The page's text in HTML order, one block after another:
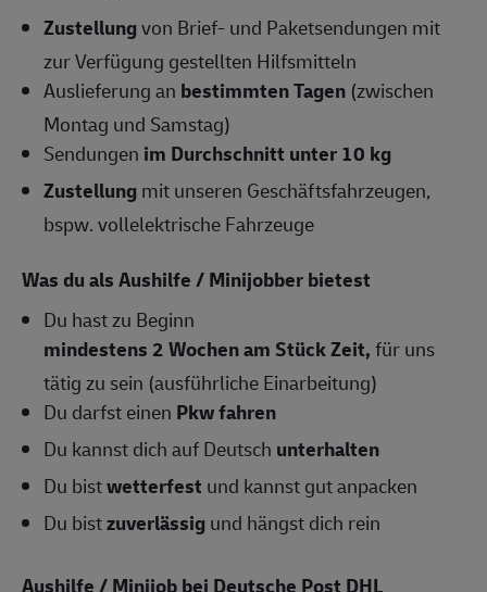
Zustellungvon Brief- und Paketsendungen mit
zur Verfügung gestellten Hilfsmitteln
Auslieferung an bestimmten Tagen (zwischen
Montag und Samstag)
Sendungen im Durchschnitt unter 10 kg
Zustellungmit unseren Geschäftsfahrzeugen,
bspw. vollelektrische Fahrzeuge
Was du als Aushilfe / Minijobber bietest
Du hast zu Beginn
mindestens 2 Wochen am Stück Zeit,für uns
tätig zu sein (ausführliche Einarbeitung)
Du darfst einen Pkw fahren
Du kannst dich auf Deutsch unterhalten
Du bistwetterfest und kannst gut anpacken
Du bistzuverlässigund hängst dich rein
Aushilfe / Minijob bei Deutsche Post DHL